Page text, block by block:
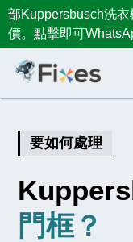
部Kuppersbusch洗
價。點擊即可
要如何處理
門框？